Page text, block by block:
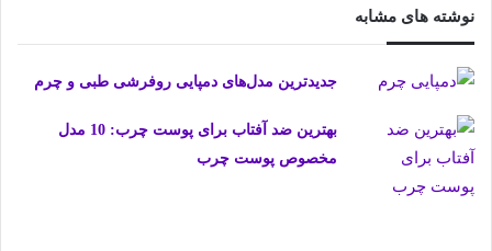
نوشته های مشابه
جدیدترین مدل‌های دمپایی روفرشی طبی و چرم
بهترین ضد آفتاب برای پوست چرب: 10 مدل
مخصوص پوست چرب